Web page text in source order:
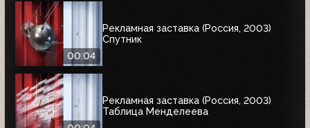
00:04
Рекламная заставка (Россия, 2003)
Спутник
Рекламная заставка (Россия, 2003)
Таблица Менделеева